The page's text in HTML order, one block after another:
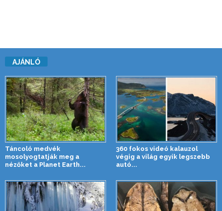
AJÁNLÓ
Táncoló medvék
mosolyogtatják meg a
nézőket a Planet Earth...
360 fokos videó kalauzol
végig a világ egyik legszebb
autó...